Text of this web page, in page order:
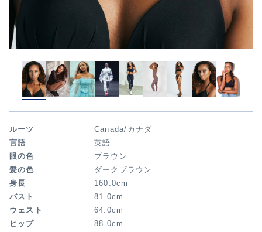
ルーツ
Canada/カナダ
言語
英語
眼の色
ブラウン
髪の色
ダークブラウン
身長
160.0cm
バスト
81.0cm
ウェスト
64.0cm
ヒップ
88.0cm